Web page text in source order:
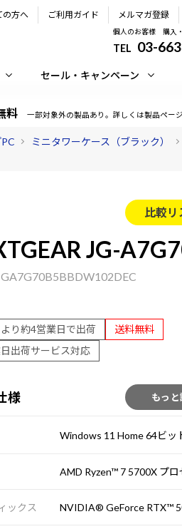
の方へ ご利用ガイド メルマガ登録
個人のお客様 購入
TEL 03-
セール・キャンペーン
料 一部対象外の製品あり。詳しくは製品ペー
ミニタワーケース（ブラック）
比較リ
JG-
り約4営業日で出荷
送料無料
出荷サービス対応
様 もっ
Windows 11 Home 64ビッ
AMD Ryzen™ 7 5700X プロ
ックス NVIDIA® GeForce RTX™